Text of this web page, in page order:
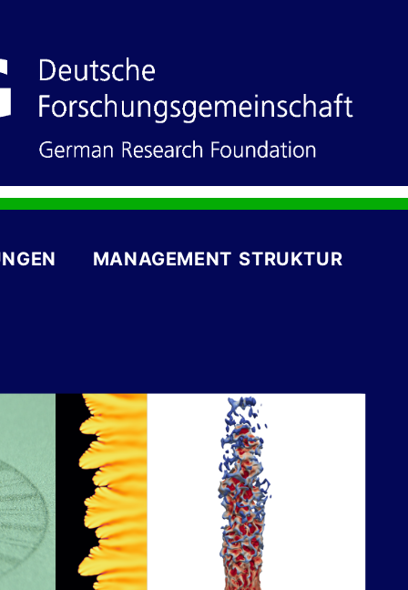
MANAGEMENT STRUKTUR